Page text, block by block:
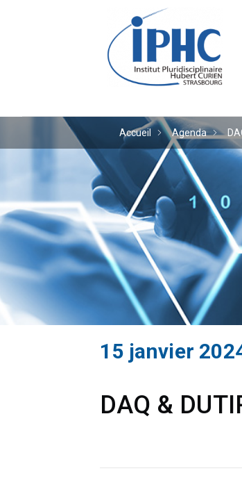
Institut
Accueil Agenda
15 janvier
DAQ &